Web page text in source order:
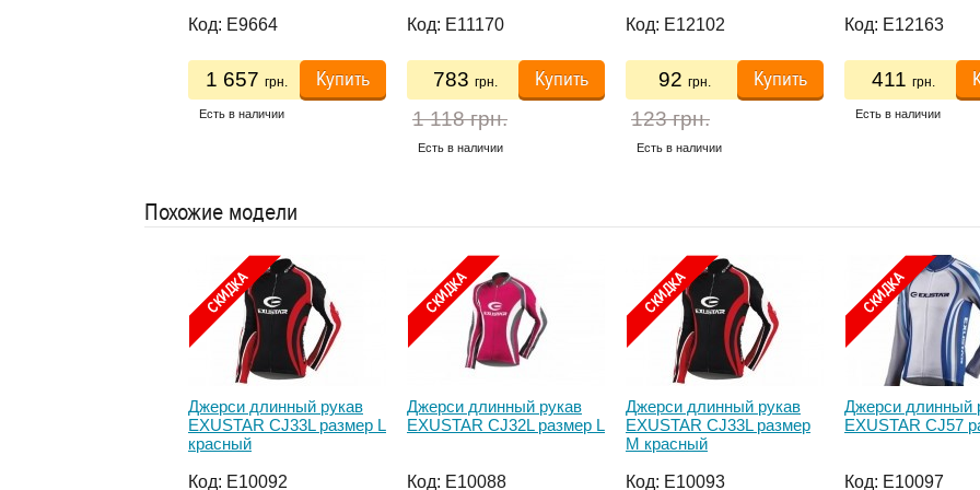
багажник
Код: E9664
1 657 грн. Купить
Есть в наличии
Organic Green
Код: E11170
783 грн. Купить
1 118 грн.
Есть в наличии
большой палец, зелен.
Код: E12102
92 грн. Купить
123 грн.
Есть в наличии
Код: E12163
411 грн.
Есть в наличии
Похожие модели
Джерси длинный рукав
EXUSTAR CJ33L размер L
красный
Код: E10092
Джерси длинный рукав
EXUSTAR CJ32L размер L
Код: E10088
Джерси длинный рукав
EXUSTAR CJ33L размер
M красный
Код: E10093
Джерси длинный
EXUSTAR CJ57
Код: E10097